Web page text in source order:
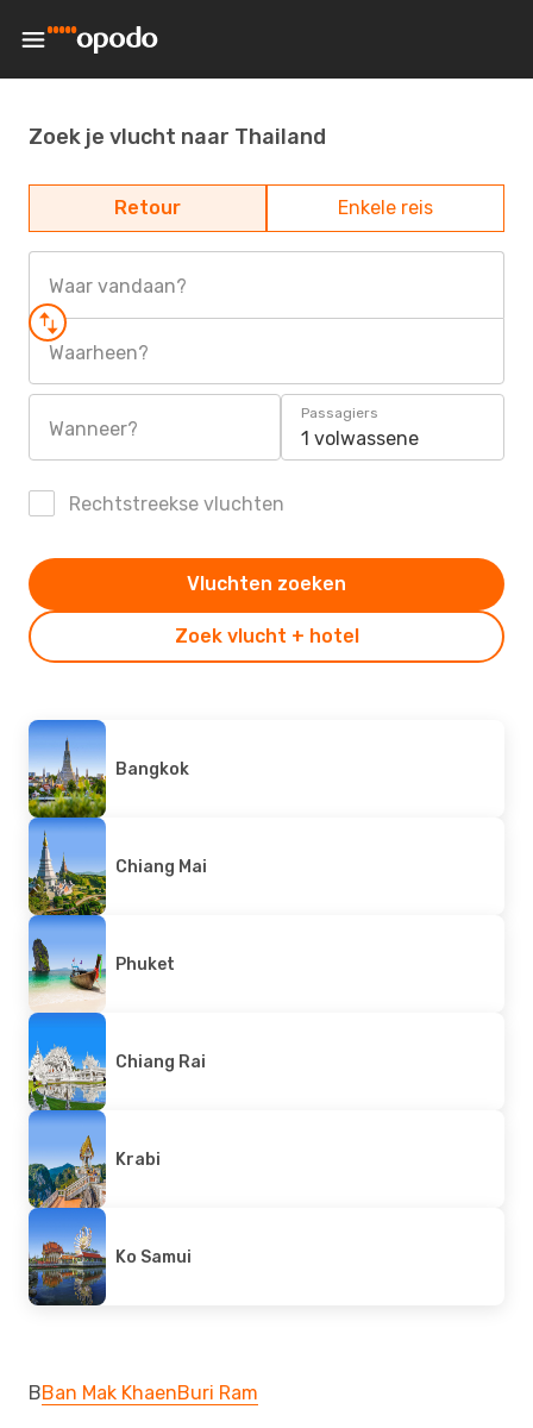
Zoek je vlucht naar Thailand
Retour Enkele reis
Waar vandaan?
Waarheen?
Wanneer?
Passagiers
1 volwassene
Rechtstreekse vluchten
Zoek vlucht + hotel
Vluchten zoeken
Bangkok
Chiang Mai
Phuket
Chiang Rai
Krabi
Ko Samui
BBan Mak KhaenBuri Ram